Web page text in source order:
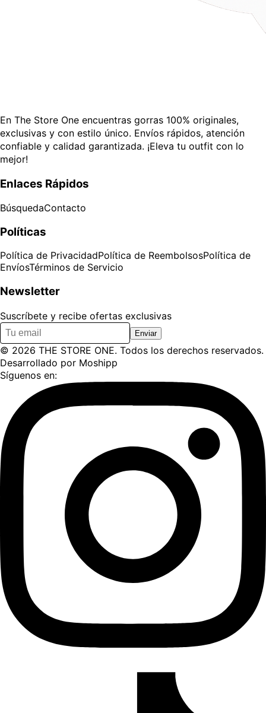
En The Store One encuentras gorras 100% originales,
exclusivas y con estilo único. Envíos rápidos, atención
confiable y calidad garantizada. ¡Eleva tu outfit con lo
mejor!
Enlaces Rápidos
BúsquedaContacto
Políticas
Política de PrivacidadPolítica de ReembolsosPolítica de
EnvíosTérminos de Servicio
Newsletter
Suscríbete y recibe ofertas exclusivas
Enviar
© 2026 THE STORE ONE. Todos los derechos reservados.
Desarrollado por Moshipp
Síguenos en: